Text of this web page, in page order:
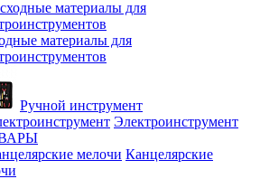
материалы для
Ручной инструмент
Электроинструмент
Канцелярские